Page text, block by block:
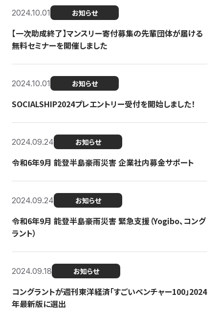
2024.10.01 お知らせ
【一次助成終了】マンスリー寄付募集の先輩団体が届ける
無料セミナーを開催しました
2024.10.01 お知らせ
SOCIALSHIP2024プレエントリー受付を開始しました！
2024.09.24 お知らせ
令和6年9月 能登半島豪雨災害 企業社内募金サポート
2024.09.24 お知らせ
令和6年9月 能登半島豪雨災害 緊急支援（Yogibo、コング
ラント）
2024.09.18 お知らせ
コングラントが週刊東洋経済「すごいベンチャー100」2024
年最新版に選出